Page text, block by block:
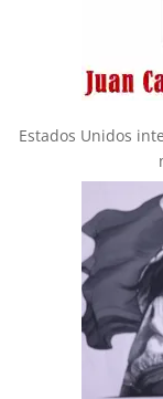
Estados Unidos